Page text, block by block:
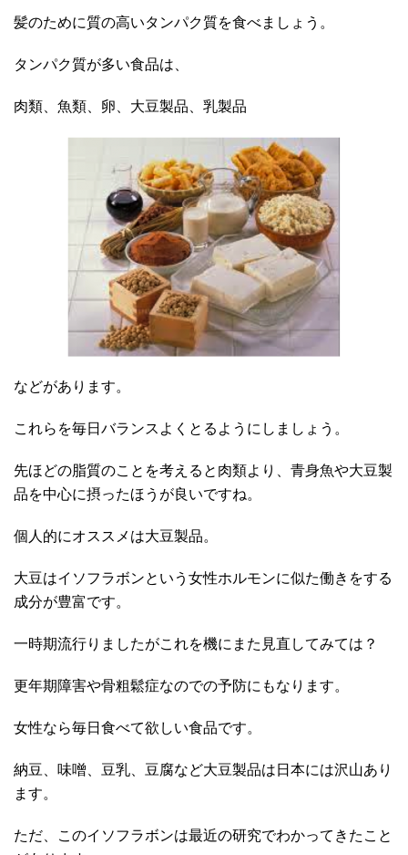
髪のために質の高いタンパク質を食べましょう。
タンパク質が多い食品は、
肉類、魚類、卵、大豆製品、乳製品
などがあります。
これらを毎日バランスよくとるようにしましょう。
先ほどの脂質のことを考えると肉類より、青身魚や大豆製
品を中心に摂ったほうが良いですね。
個人的にオススメは大豆製品。
大豆はイソフラボンという女性ホルモンに似た働きをする
成分が豊富です。
一時期流行りましたがこれを機にまた見直してみては？
更年期障害や骨粗鬆症なのでの予防にもなります。
女性なら毎日食べて欲しい食品です。
納豆、味噌、豆乳、豆腐など大豆製品は日本には沢山あり
ます。
ただ、このイソフラボンは最近の研究でわかってきたこと